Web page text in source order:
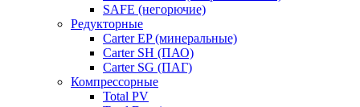
SAFE (негорючие)
Редукторные
Carter EP (минеральные)
Carter SH (ПАО)
Carter SG (ПАГ)
Компрессорные
Total PV